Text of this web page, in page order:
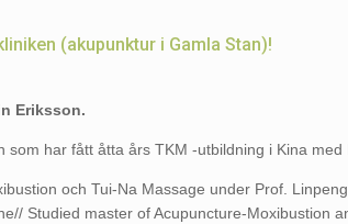
(akupunktur i Gamla Stan)!
Eriksson.
som har fått åtta års TKM -utbildning i Kina med
och Tui-Na Massage under Prof.
Studied master of Acupuncture-Moxibustion